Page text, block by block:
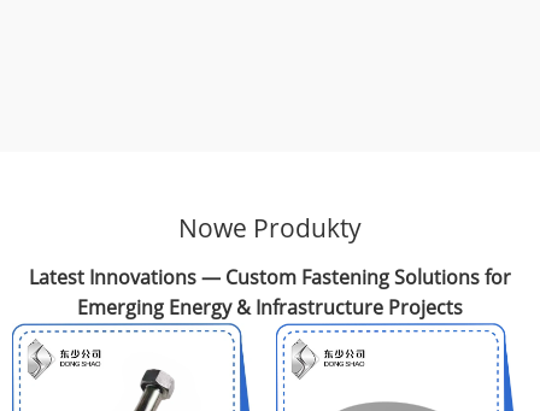
Nowe Produkty
Latest Innovations — Custom Fastening Solutions for
Emerging Energy & Infrastructure Projects